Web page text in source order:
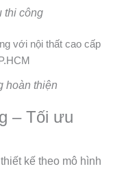
thi công
hoàn thiện
– Tối ưu
kế theo mô hình